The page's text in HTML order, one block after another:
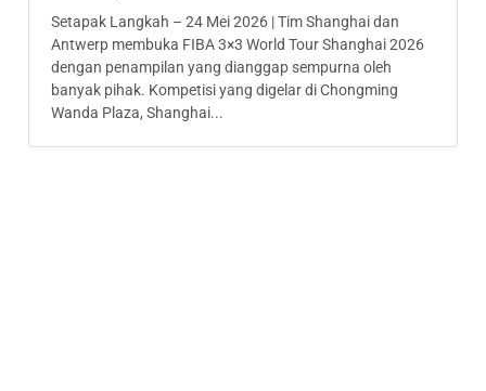
Setapak Langkah – 24 Mei 2026 | Tim Shanghai dan
Antwerp membuka FIBA 3×3 World Tour Shanghai 2026
dengan penampilan yang dianggap sempurna oleh
banyak pihak. Kompetisi yang digelar di Chongming
Wanda Plaza, Shanghai...